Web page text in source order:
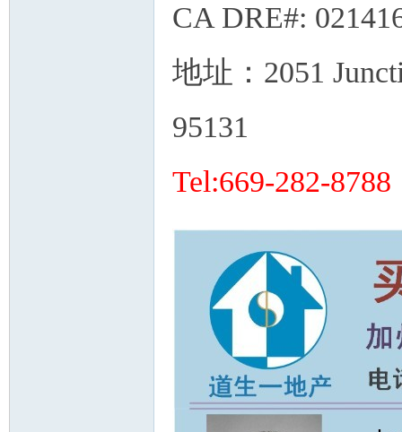
CA DRE#:
地址：2051
95131
Tel:669-282-